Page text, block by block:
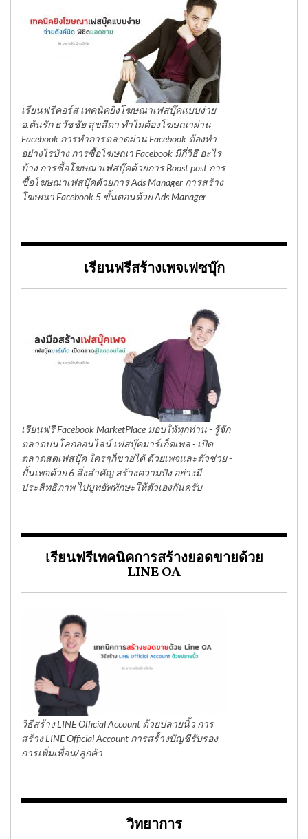
เรียนฟรีคอร์ส เทคนิคยิงโฆษณาเฟสบุ๊คแบบง่าย
อ.ต้นรัก ธวัชชัย สุขสีดา ทำไมต้องโฆษณาผ่าน
Facebook การทำการตลาดผ่าน Facebook ต้องทำ
อย่างไรบ้าง การซื้อโฆษณา Facebook มีกี่วิธี อะไร
บ้าง การซื้อโฆษณาเฟสบุ๊คด้วยการ Boost post การ
ซื้อโฆษณาเฟสบุ๊คด้วยการ Ads Manager การสร้าง
โฆษณา Facebook 5 ขั้นตอนด้วย Ads Manager
เรียนฟรีสร้างเพจเฟซบุ๊ก
เรียนฟรี Facebook MarketPlace มอบให้ทุกท่าน - รู้จัก
ตลาดบนโลกออนไลน์ เฟสบุ๊คมาร์เก็ตเพล - เปิด
ตลาดสดเฟสบุ๊ค ใครๆก็ขายได้ ด้วยเพจและตัวช่วย -
ปั้นเพจด้วย 6 สิ่งสำคัญ สร้างความปัง อย่างมี
ประสิทธิภาพ ไปบูทอัพทักษะให้ตัวเองกันครับ
เรียนฟรีเทคนิคการสร้างยอดขายด้วย
LINE OA
วิธีสร้าง LINE Official Account ด้วยปลายนิ้ว การ
สร้าง LINE Official Account การสร้้างบัญชีรับรอง
การเพิ่มเพื่อน/ลูกค้า
วิทยาการ